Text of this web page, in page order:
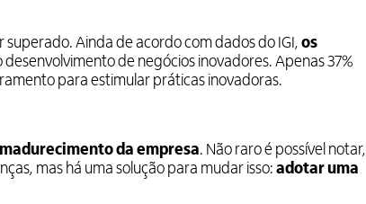
Ainda de acordo com dados do IGI, os
desenvolvimento de negócios inovadores. Apenas 37%
para estimular práticas inovadoras.
da empresa. Não raro é possível notar,
mas há uma solução para mudar isso: adotar uma